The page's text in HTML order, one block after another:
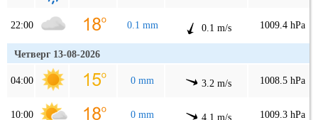
22:00 0.1 mm 0.1 m/s 1009.4 hPa
Четверг 13-08-2026
04:00 0 mm 3.2 m/s 1008.5 hPa
10:00 0 mm 4.1 m/s 1009.3 hPa